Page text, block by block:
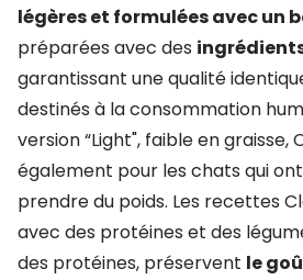
légères et formulées avec un
préparées avec des ingrédients
garantissant une qualité
destinés à la consommation
version “Light", faible en
également pour les chats qui
prendre du poids. Les recettes
avec des protéines et des
des protéines, préservent le